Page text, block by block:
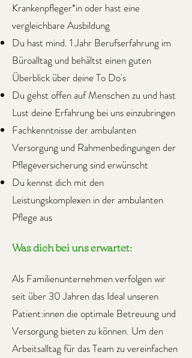
Krankenpfleger*in oder hast eine
vergleichbare Ausbildung
Du hast mind. 1 Jahr Berufserfahrung im
Büroalltag und behältst einen guten
Überblick über deine To Do's
Du gehst offen auf Menschen zu und hast
Lust deine Erfahrung bei uns einzubringen
Fachkenntnisse der ambulanten
Versorgung und Rahmenbedingungen der
Pflegeversicherung sind erwünscht
Du kennst dich mit den
Leistungskomplexen in der ambulanten
Pflege aus
Was dich bei uns erwartet:
Als Familienunternehmen verfolgen wir
seit über 30 Jahren das Ideal unseren
Patient:innen die optimale Betreuung und
Versorgung bieten zu können. Um den
Arbeitsalltag für das Team zu vereinfachen